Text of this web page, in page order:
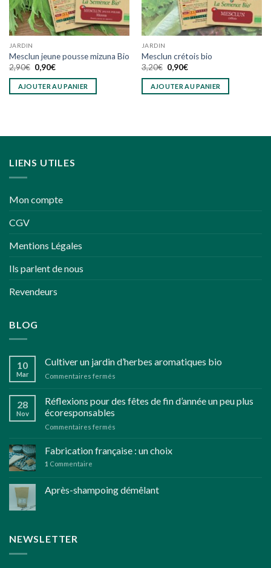
JARDIN
Mesclun jeune pousse mizuna Bio
2,90€ Le
prix
initial
était :
0,90€Le
actuel
est :
AJOUTER AU PANIER
JARDIN
Mesclun crétois bio
3,20€ Le
prix
initial
était :
0,90€Le
actuel
est :
AJOUTER AU PANIER
LIENS UTILES
Mon compte
CGV
Mentions Légales
Ils parlent de nous
Revendeurs
BLOG
10
Mar
Cultiver un jardin d’herbes aromatiques bio
Commentaires fermés
jardin
28
Nov
Réflexions pour des fêtes de fin d’année un peu plus
écoresponsables
Commentaires fermés
pour
des
fin
Fabrication française : un choix
1 Commentaire
Après-shampoing démêlant
NEWSLETTER